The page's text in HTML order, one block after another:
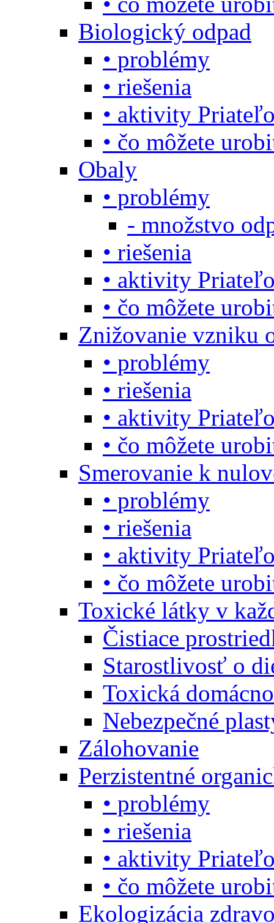
Biologický odpad
• problémy
• riešenia
• aktivity
• čo môžete
Obaly
• problémy
- množstvo
• riešenia
• aktivity
• čo môžete
Znižovanie vzniku
• problémy
• riešenia
• aktivity
• čo môžete
Smerovanie k
• problémy
• riešenia
• aktivity
• čo môžete
Toxické látky v
Čistiace
Starostlivosť o
Toxická
Nebezpečné
Zálohovanie
Perzistentné
• problémy
• riešenia
• aktivity
• čo môžete
Ekologizácia